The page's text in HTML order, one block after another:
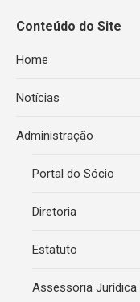
Conteúdo do Site
Home
Notícias
Administração
Portal do Sócio
Diretoria
Estatuto
Assessoria Jurídica